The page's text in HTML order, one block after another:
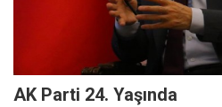
AK Parti 24. Yaşında